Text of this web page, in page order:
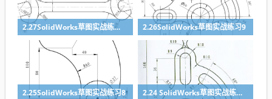
2.27SolidWorks草图实战练习10 2.26SolidWorks草图实战练习9
2.25SolidWorks草图实战练习8 2.24 SolidWorks草图实战练习7